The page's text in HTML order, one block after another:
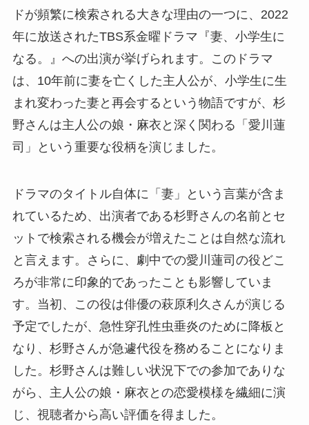
ドが頻繁に検索される大きな理由の一つに、2022
年に放送されたTBS系金曜ドラマ『妻、小学生に
なる。』への出演が挙げられます。このドラマ
は、10年前に妻を亡くした主人公が、小学生に生
まれ変わった妻と再会するという物語ですが、杉
野さんは主人公の娘・麻衣と深く関わる「愛川蓮
司」という重要な役柄を演じました。
ドラマのタイトル自体に「妻」という言葉が含ま
れているため、出演者である杉野さんの名前とセ
ットで検索される機会が増えたことは自然な流れ
と言えます。さらに、劇中での愛川蓮司の役どこ
ろが非常に印象的であったことも影響していま
す。当初、この役は俳優の萩原利久さんが演じる
予定でしたが、急性穿孔性虫垂炎のために降板と
なり、杉野さんが急遽代役を務めることになりま
した。杉野さんは難しい状況下での参加でありな
がら、主人公の娘・麻衣との恋愛模様を繊細に演
じ、視聴者から高い評価を得ました。